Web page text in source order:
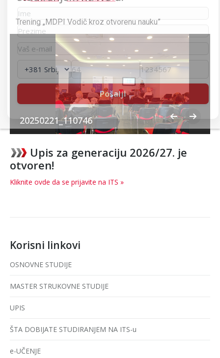
Trening „MDPI Vodič kroz otvorenu nauku”
20250221_110746
Upis za generaciju 2026/27. je
otvoren!
Kliknite ovde da se prijavite na ITS »
Korisni linkovi
OSNOVNE STUDIJE
MASTER STRUKOVNE STUDIJE
UPIS
ŠTA DOBIJATE STUDIRANJEM NA ITS-u
e-UČENJE